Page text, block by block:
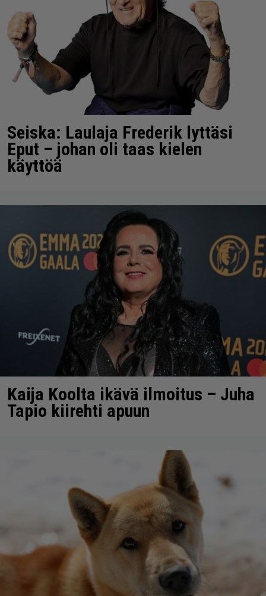
Seiska: Laulaja Frederik lyttäsi
Eput – johan oli taas kielen
käyttöä
Kaija Koolta ikävä ilmoitus – Juha
Tapio kiirehti apuun